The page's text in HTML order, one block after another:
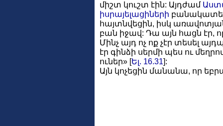
միշտ կուշտ էին: Այդժամ
իսրայելացիների
հայտնվեցին, իսկ
բան իջավ: Դա այն հացն էր,
Մինչ այդ ոչ ոք չէր տեսել
էր գինձի սերմի պես ու
ուներ» [Ել. 16.31]:
Այն կոչեցին մանանա, որ